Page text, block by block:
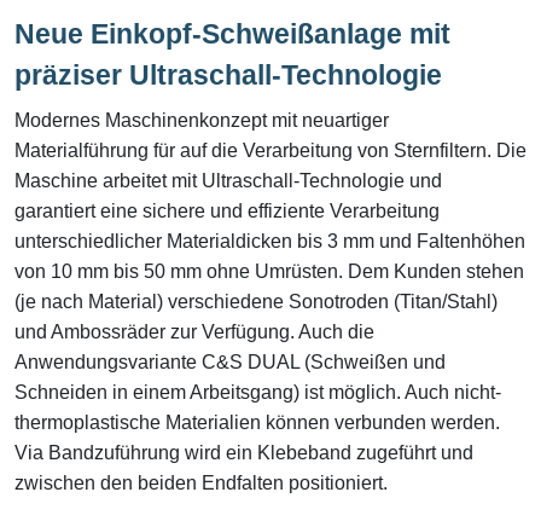
Neue Einkopf-Schweißanlage mit
präziser Ultraschall-Technologie
Modernes Maschinenkonzept mit neuartiger
Materialführung für auf die Verarbeitung von Sternfiltern. Die
Maschine arbeitet mit Ultraschall-Technologie und
garantiert eine sichere und effiziente Verarbeitung
unterschiedlicher Materialdicken bis 3 mm und Faltenhöhen
von 10 mm bis 50 mm ohne Umrüsten. Dem Kunden stehen
(je nach Material) verschiedene Sonotroden (Titan/Stahl)
und Ambossräder zur Verfügung. Auch die
Anwendungsvariante C&S DUAL (Schweißen und
Schneiden in einem Arbeitsgang) ist möglich. Auch nicht-
thermoplastische Materialien können verbunden werden.
Via Bandzuführung wird ein Klebeband zugeführt und
zwischen den beiden Endfalten positioniert.